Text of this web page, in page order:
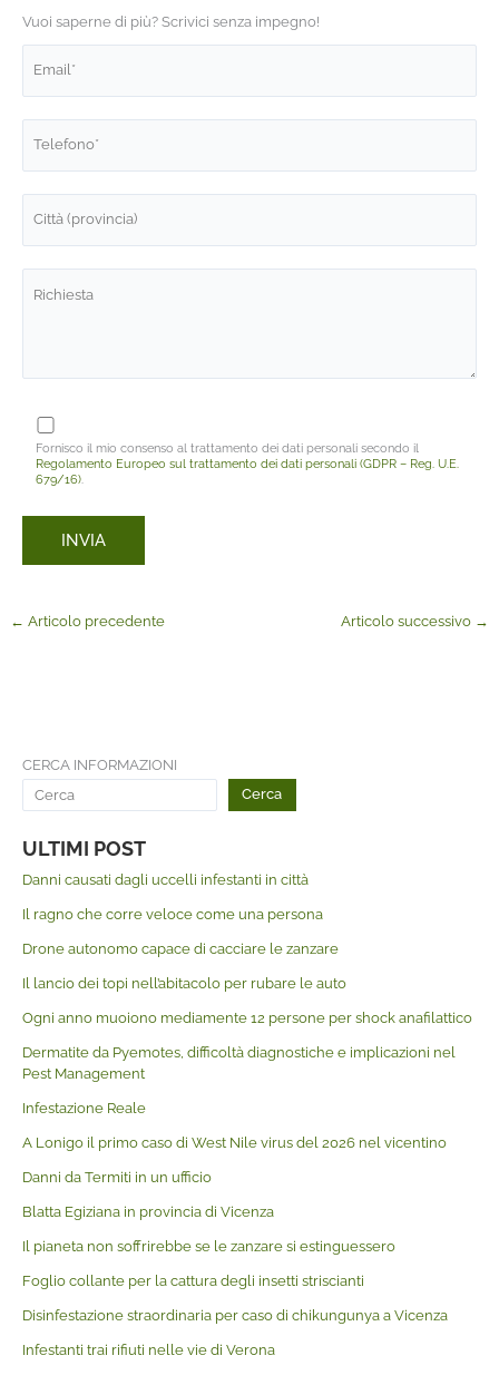
Vuoi saperne di più? Scrivici senza impegno!
Fornisco il mio consenso al trattamento dei dati personali secondo il
Regolamento Europeo sul trattamento dei dati personali (GDPR – Reg. U.E.
679/16).
← Articolo precedente Articolo successivo →
CERCA INFORMAZIONI
Cerca
ULTIMI POST
Danni causati dagli uccelli infestanti in città
Il ragno che corre veloce come una persona
Drone autonomo capace di cacciare le zanzare
Il lancio dei topi nell’abitacolo per rubare le auto
Ogni anno muoiono mediamente 12 persone per shock anafilattico
Dermatite da Pyemotes, difficoltà diagnostiche e implicazioni nel
Pest Management
Infestazione Reale
A Lonigo il primo caso di West Nile virus del 2026 nel vicentino
Danni da Termiti in un ufficio
Blatta Egiziana in provincia di Vicenza
Il pianeta non soffrirebbe se le zanzare si estinguessero
Foglio collante per la cattura degli insetti striscianti
Disinfestazione straordinaria per caso di chikungunya a Vicenza
Infestanti trai rifiuti nelle vie di Verona